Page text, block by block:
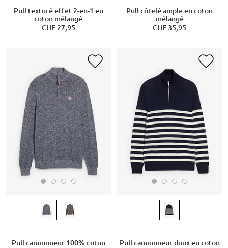
Pull texturé effet 2-en-1 en
coton mélangé
CHF 27,95
Pull côtelé ample en coton
mélangé
CHF 35,95
Pull camionneur 100% coton
Pull camionneur doux en coton